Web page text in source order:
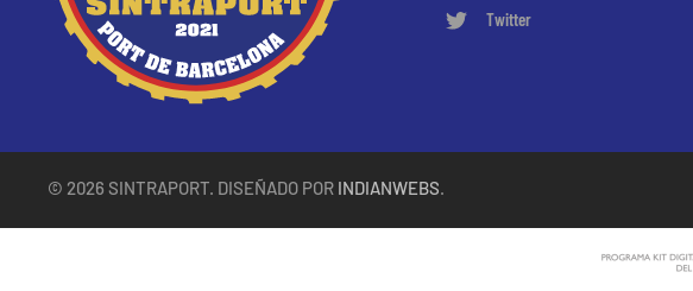
Twitter
© 2026 SINTRAPORT. DISEÑADO POR INDIANWEBS.